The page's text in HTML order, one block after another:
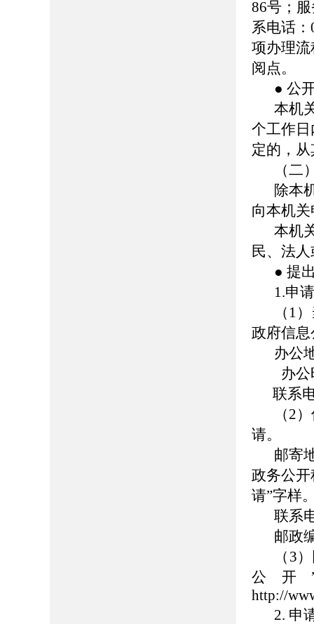
86号；
系电话
项办理
阅点。
● 公
本机
个工作
定的，
（二
除本
向本机
本机
民、法
● 提
1.申
（1
政府信
办公
办公时
联系电
（2
请。
邮寄
政务公
请”字样
联系
邮政
（3）
公开
http://
2. 申